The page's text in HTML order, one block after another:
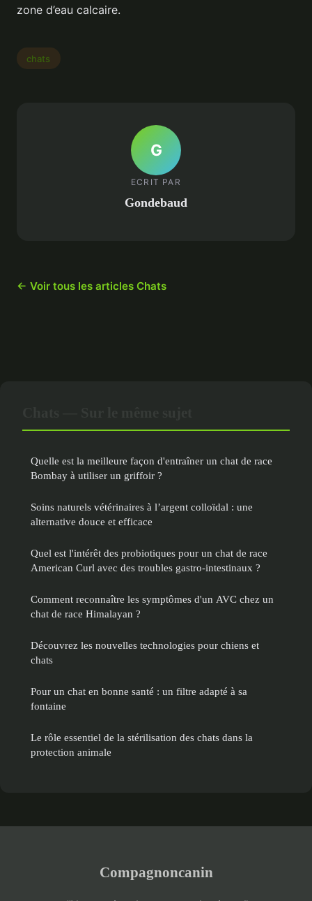
zone d’eau calcaire.
chats
G
ECRIT PAR
Gondebaud
← Voir tous les articles Chats
Quelle est la meilleure façon d'entraîner un chat de race
Bombay à utiliser un griffoir ?
Soins naturels vétérinaires à l’argent colloïdal : une
alternative douce et efficace
Quel est l'intérêt des probiotiques pour un chat de race
American Curl avec des troubles gastro-intestinaux ?
Comment reconnaître les symptômes d'un AVC chez un
chat de race Himalayan ?
Découvrez les nouvelles technologies pour chiens et
chats
Pour un chat en bonne santé : un filtre adapté à sa
fontaine
Le rôle essentiel de la stérilisation des chats dans la
protection animale
Compagnoncanin